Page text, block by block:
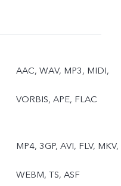
AAC, WAV, MP3, MIDI,
VORBIS, APE, FLAC
MP4, 3GP, AVI, FLV, MKV,
WEBM, TS, ASF